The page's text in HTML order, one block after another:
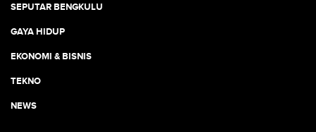
SEPUTAR BENGKULU
GAYA HIDUP
EKONOMI & BISNIS
TEKNO
NEWS